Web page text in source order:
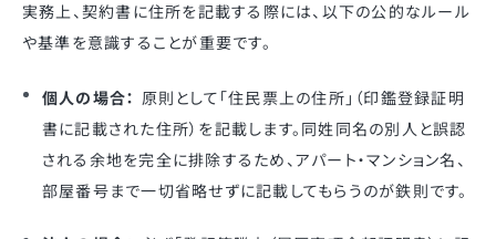
実務上、契約書に住所を記載する際には、以下の公的なルール
や基準を意識することが重要です。
個人の場合： 原則として「住民票上の住所」（印鑑登録証明
書に記載された住所）を記載します。同姓同名の別人と誤認
される余地を完全に排除するため、アパート・マンション名、
部屋番号まで一切省略せずに記載してもらうのが鉄則です。